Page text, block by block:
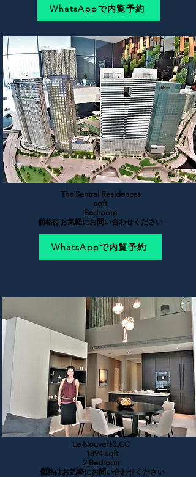
WhatsAppで内覧予約
The Sentral Residences
sqft
Bedroom
価格はお気軽にお問い合わせください
WhatsAppで内覧予約
Le Nouvel KLCC
1894 sqft
2 Bedroom
価格はお気軽にお問い合わせください